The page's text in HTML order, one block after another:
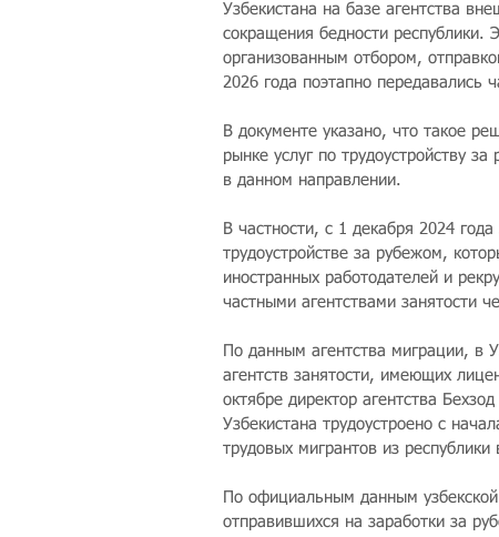
Узбекистана на базе агентства
сокращения бедности республики.
организованным отбором,
2026 года поэтапно передавались
В документе указано, что такое
рынке услуг по трудоустройству
в данном направлении.
В частности, с 1 декабря 2024
трудоустройстве за рубежом,
иностранных работодателей и
частными агентствами занятости
По данным агентства миграции, в
агентств занятости, имеющих
октябре директор агентства
Узбекистана трудоустроено с
трудовых мигрантов из
По официальным данным
отправившихся на заработки за